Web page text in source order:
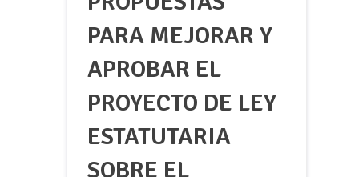
PARA MEJORAR Y
APROBAR EL
PROYECTO DE LEY
ESTATUTARIA
SOBRE EL